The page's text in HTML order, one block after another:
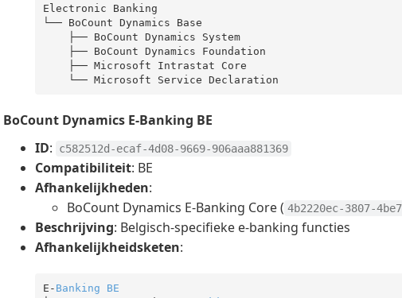
Electronic Banking
└── BoCount Dynamics Base
    ├── BoCount Dynamics
System
    └── Microsoft
Service
BoCount Dynamics E-Banking BE
ID: c582512d-ecaf-4d08-9669-906aaa881369
Compatibiliteit: BE
Afhankelijkheden:
BoCount Dynamics E-Banking Core ( 4b2220ec-3807-
Beschrijving: Belgisch-specifieke e-banking functies
Afhankelijkheidsketen:
E- Banking